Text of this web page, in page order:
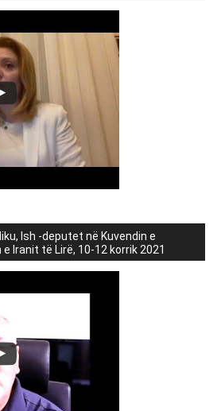
Ish -deputet në Kuvendin e
Iranit të Lirë, 10-12 korrik 2021